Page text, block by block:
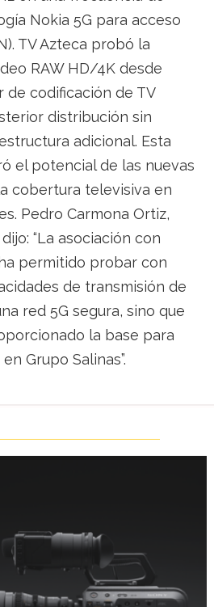
Nokia 5G para acceso
TV Azteca probó la
RAW HD/4K desde
de codificación de TV
distribución sin
adicional. Esta
el potencial de las nuevas
cobertura televisiva en
Pedro Carmona Ortiz,
“La asociación con
permitido probar con
de transmisión de
red 5G segura, sino que
la base para
Grupo Salinas”.